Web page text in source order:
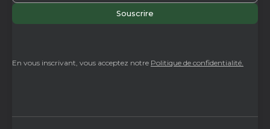
En vous inscrivant, vous acceptez notre Politique de confidentialité.